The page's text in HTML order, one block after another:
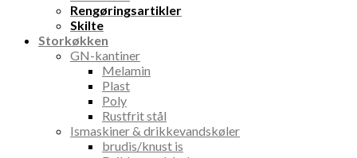
Rengøringsartikler
Skilte
Storkøkken
GN-kantiner
Melamin
Plast
Poly
Rustfrit stål
Ismaskiner & drikkevandskøler
brudis/knust is